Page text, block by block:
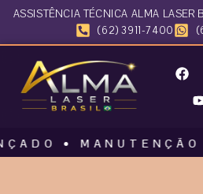
ASSISTÊNCIA TÉCNICA ALMA LASER
(62) 3911-7400
• MANUTENÇÃO